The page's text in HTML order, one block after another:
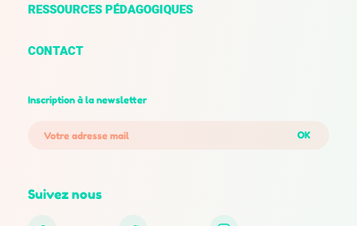
RESSOURCES PÉDAGOGIQUES
CONTACT
Inscription à la newsletter
OK
Suivez nous